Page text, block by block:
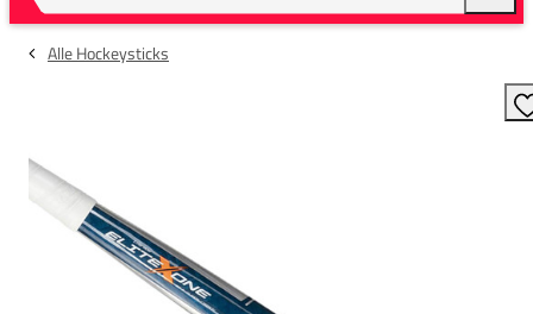
Alle Hockeysticks